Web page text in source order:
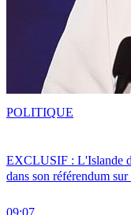
EXCLUSIF : L'Islande
dans son référendum
09:07
POLITIQUE